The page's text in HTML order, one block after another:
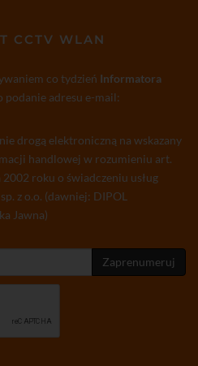
CCTV WLAN
co tydzień Informatora
adresu e-mail:
drogą elektroniczną na wskazany
handlowej w rozumieniu art.
roku o świadczeniu usług
z o.o. (dawniej: DIPOL
Jawna)
Zaprenumeruj